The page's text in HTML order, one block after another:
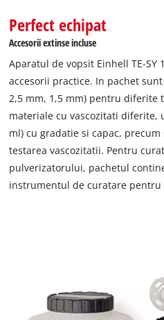
Perfect echipat
Accesorii extinse incluse
Aparatul de vopsit Einhell TE-SY
accesorii practice. In pachet
2,5 mm, 1,5 mm) pentru diferite
materiale cu vascozitati diferite,
ml) cu gradatie si capac,
testarea vascozitatii. Pentru
pulverizatorului, pachetul
instrumentul de curatare pentru